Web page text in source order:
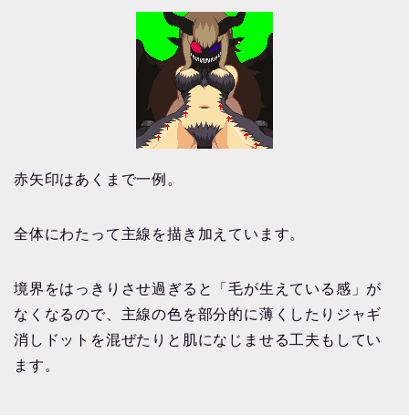
赤矢印はあくまで一例。
全体にわたって主線を描き加えています。
境界をはっきりさせ過ぎると「毛が生えている感」が
なくなるので、主線の色を部分的に薄くしたりジャギ
消しドットを混ぜたりと肌になじませる工夫もしてい
ます。